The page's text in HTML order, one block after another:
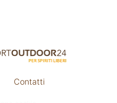
Contatti